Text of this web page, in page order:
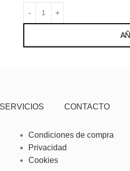
SERVICIOS CONTACTO
Condiciones de compra
Privacidad
Cookies